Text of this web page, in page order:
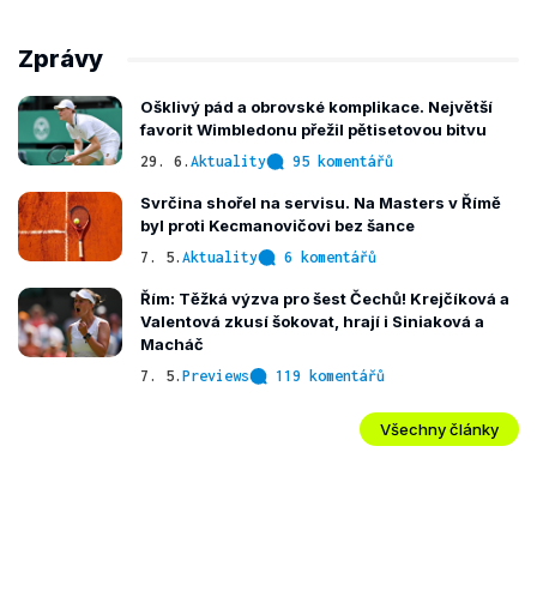
Zprávy
Ošklivý pád a obrovské komplikace. Největší
favorit Wimbledonu přežil pětisetovou bitvu
29. 6. Aktuality 95 komentářů
Svrčina shořel na servisu. Na Masters v Římě
byl proti Kecmanovičovi bez šance
7. 5. Aktuality 6 komentářů
Řím: Těžká výzva pro šest Čechů! Krejčíková a
Valentová zkusí šokovat, hrají i Siniaková a
Macháč
7. 5. Previews 119 komentářů
Všechny články